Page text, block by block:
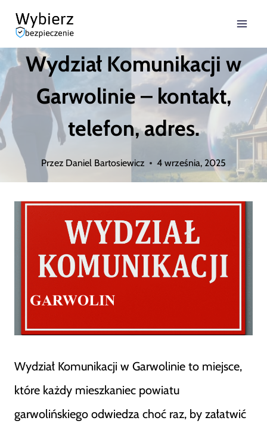
Przejdź
treści Wydział Komunikacji w
Garwolinie – kontakt,
telefon, adres.
Przez Daniel Bartosiewicz 4 września, 2025
Wydział Komunikacji w Garwolinie to miejsce,
które każdy mieszkaniec powiatu
garwolińskiego odwiedza choć raz, by załatwić